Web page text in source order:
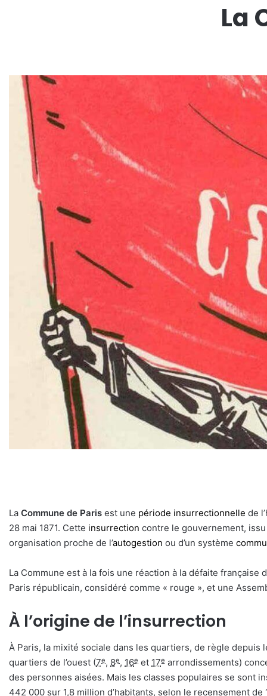
La
La Commune de Paris est une période insurrectionnelle de
28 mai 1871. Cette insurrection contre le gouvernement, issu
organisation proche de l’autogestion ou d’un système
La Commune est à la fois une réaction à la défaite française
Paris républicain, considéré comme « rouge », et une
À l’origine de l’insurrection
À Paris, la mixité sociale dans les quartiers, de règle depuis
quartiers de l’ouest (7e, 8e, 16e et 17e arrondissements)
des personnes aisées. Mais les classes populaires se sont
442 000 sur 1,8 million d’habitants, selon le recensement